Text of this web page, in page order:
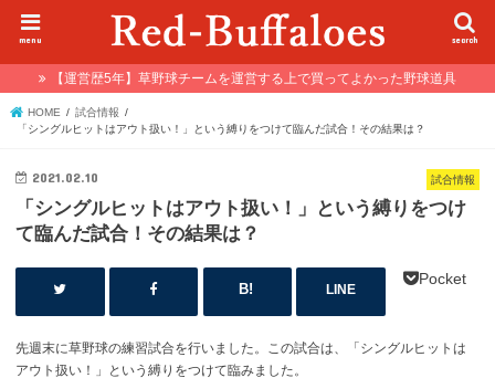
search
menu
【運営歴5年】草野球チームを運営する上で買ってよかった野球道具
HOME
試合情報
「シングルヒットはアウト扱い！」という縛りをつけて臨んだ試合！その結果は？
試合情報
2021.02.10
「シングルヒットはアウト扱い！」という縛りをつけ
て臨んだ試合！その結果は？
LINE
Pocket
先週末に草野球の練習試合を行いました。この試合は、「シングルヒットは
アウト扱い！」という縛りをつけて臨みました。